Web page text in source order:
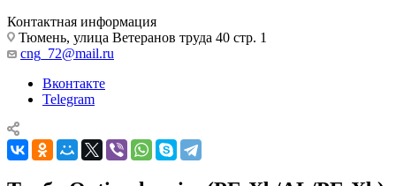
Контактная информация
Тюмень, улица Ветеранов труда 40 стр. 1
cng_72@mail.ru
Вконтакте
Telegram